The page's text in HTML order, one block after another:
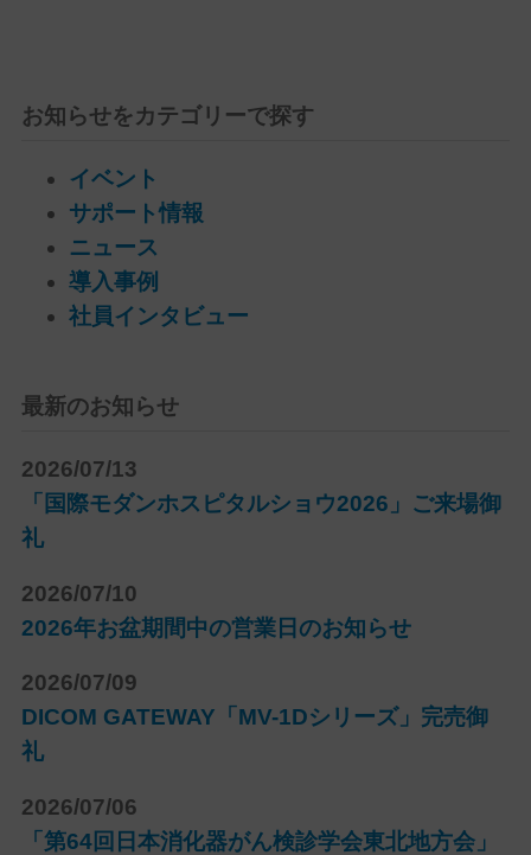
お知らせをカテゴリーで探す
イベント
サポート情報
ニュース
導入事例
社員インタビュー
最新のお知らせ
2026/07/13
「国際モダンホスピタルショウ2026」ご来場御
礼
2026/07/10
2026年お盆期間中の営業日のお知らせ
2026/07/09
DICOM GATEWAY「MV-1Dシリーズ」完売御
礼
2026/07/06
「第64回日本消化器がん検診学会東北地方会」